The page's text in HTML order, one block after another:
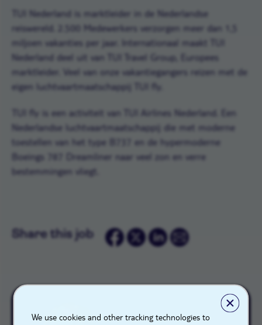
We use cookies and other tracking technologies to
TUI Nederland is marktleider in de Nederlandse
reiswereld. 2.500 Medewerkers verzorgen meer dan 1,5
miljoen vakanties per jaar. Internationaal maakt TUI
Nederland deel uit van TUI Travel Group, Europees
marktleider. Veel van onze vakantiegangers reizen met de
eigen luchtvaartmaatschappij TUI fly.
TUI fly is een activiteit van TUI Airlines Nederland. Een
Nederlandse luchtvaartmaatschappij die met moderne
toestellen van het type B737 en de hypermoderne
Boeings 787 Dreamliner naar veel zon en verre
bestemmingen vliegt.
Share this job